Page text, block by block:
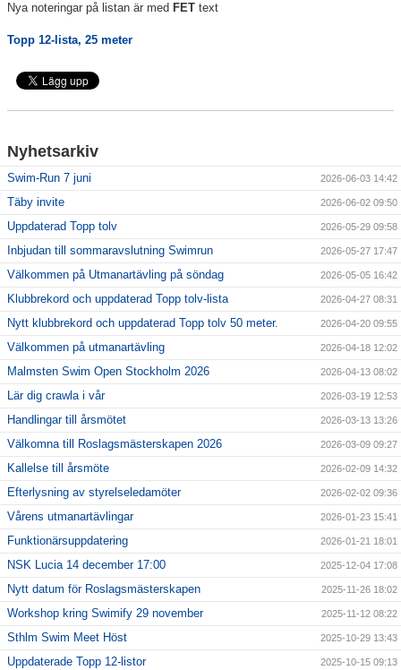
Nya noteringar på listan är med FET text
Topp 12-lista, 25 meter
Nyhetsarkiv
Swim-Run 7 juni 2026-06-03 14:42
Täby invite 2026-06-02 09:50
Uppdaterad Topp tolv 2026-05-29 09:58
Inbjudan till sommaravslutning Swimrun 2026-05-27 17:47
Välkommen på Utmanartävling på söndag 2026-05-05 16:42
Klubbrekord och uppdaterad Topp tolv-lista 2026-04-27 08:31
Nytt klubbrekord och uppdaterad Topp tolv 50 meter. 2026-04-20 09:55
Välkommen på utmanartävling 2026-04-18 12:02
Malmsten Swim Open Stockholm 2026 2026-04-13 08:02
Lär dig crawla i vår 2026-03-19 12:53
Handlingar till årsmötet 2026-03-13 13:26
Välkomna till Roslagsmästerskapen 2026 2026-03-09 09:27
Kallelse till årsmöte 2026-02-09 14:32
Efterlysning av styrelseledamöter 2026-02-02 09:36
Vårens utmanartävlingar 2026-01-23 15:41
Funktionärsuppdatering 2026-01-21 18:01
NSK Lucia 14 december 17:00 2025-12-04 17:08
Nytt datum för Roslagsmästerskapen 2025-11-26 18:02
Workshop kring Swimify 29 november 2025-11-12 08:22
Sthlm Swim Meet Höst 2025-10-29 13:43
Uppdaterade Topp 12-listor 2025-10-15 09:13